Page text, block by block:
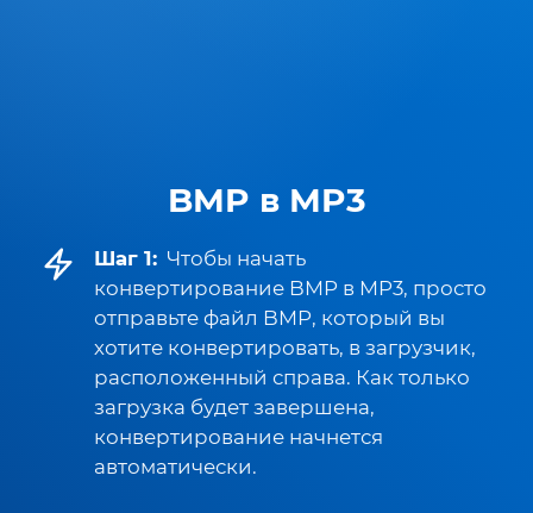
BMP в MP3
Шаг 1: Чтобы начать
конвертирование BMP в MP3, просто
отправьте файл BMP, который вы
хотите конвертировать, в загрузчик,
расположенный справа. Как только
загрузка будет завершена,
конвертирование начнется
автоматически.